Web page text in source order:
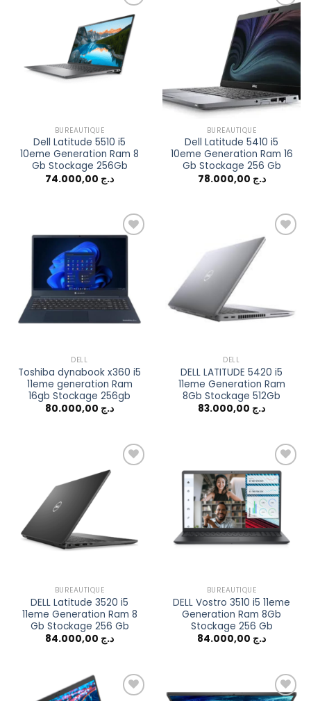
Add to
wishlist
BUREAUTIQUE
Dell Latitude 5510 i5
10eme Generation Ram 8
Gb Stockage 256Gb
د.ج
Add to
wishlist
BUREAUTIQUE
Dell Latitude 5410 i5
10eme Generation Ram 16
Gb Stockage 256 Gb
د.ج
wishlist
DELL
Toshiba dynabook x360 i5
11eme generation Ram
16gb Stockage 256gb
د.ج
DELL
DELL LATITUDE 5420 i5
11eme Generation Ram
8Gb Stockage 512Gb
د.ج
BUREAUTIQUE
DELL Latitude 3520 i5
11eme Generation Ram 8
Gb Stockage 256 Gb
د.ج
Add to
wishlist
BUREAUTIQUE
DELL Vostro 3510 i5 11eme
Generation Ram 8Gb
Stockage 256 Gb
د.ج